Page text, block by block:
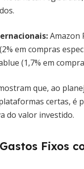
Amazon
em compras
(1,7% em
que, ao
certas, é
do valor investido.
Fixos